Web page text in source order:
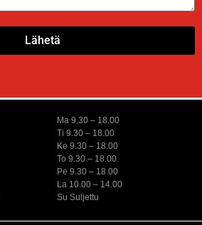
Lähetä
Ma 9.30 – 18.00
Ti 9.30 – 18.00
Ke 9.30 – 18.00
To 9.30 – 18.00
Pe 9.30 – 18.00
La 10.00 – 14.00
Su Suljettu